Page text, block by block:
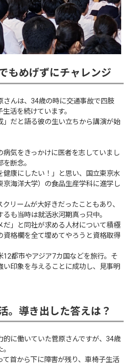
もめげずにチャレンジ
さんは、34歳の時に交通事故で四肢
活を続けています。
」だと語る彼の生い立ちから講演が始
気をきっかけに医者を志していまし
断念。
健康にしたい！」と思い、国立東京水
京海洋大学）の食品生産学科に進学し
リームが大好きだったこともあり、
も当時は就活氷河期真っ只中。
だ」と同社が求める人材について積極
資格欄を全て埋めてやろうと資格取得
12都市やアジア7カ国などを旅行。そ
い印象を与えることに成功し、見事明
。導き出した答えは？
的に働いていた菅原さんですが、34歳
て首から下に障害が残り、車椅子生活